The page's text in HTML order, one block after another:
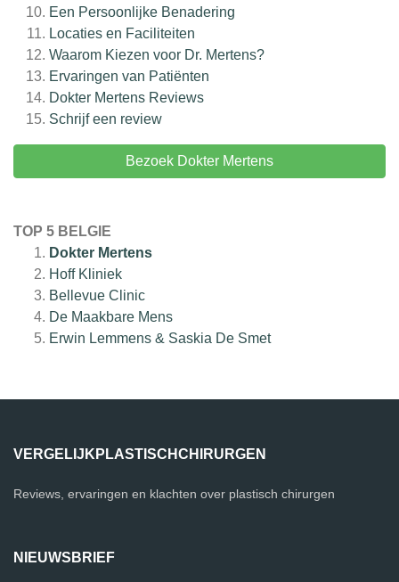
Een Persoonlijke Benadering
Locaties en Faciliteiten
Waarom Kiezen voor Dr. Mertens?
Ervaringen van Patiënten
Dokter Mertens Reviews
Schrijf een review
Bezoek Dokter Mertens
TOP 5 BELGIE
Dokter Mertens
Hoff Kliniek
Bellevue Clinic
De Maakbare Mens
Erwin Lemmens & Saskia De Smet
VERGELIJKPLASTISCHCHIRURGEN
Reviews, ervaringen en klachten over plastisch chirurgen
NIEUWSBRIEF